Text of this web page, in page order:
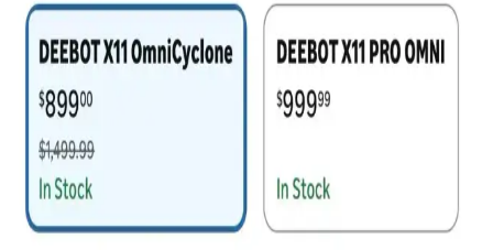
Mini robot süpürgeler, küçük yaşam alanlarında temizlik kolaylığı
sağlarken fiyat ve pazarlama eksiklikleriyle karşı karşıyadır. Uygun
fiyatlı ve özellikli modellerle pazar genişleyebilir.
Deebot X11 OmniCyclone Robot Süpürge İncelemesi
ve Teknik Karşılaştırmaları
Deebot X11 OmniCyclone, torbasız toz haznesi ve evcil hayvan
tüyü toplama kapasitesiyle dikkat çekiyor. Teknik özellikleri,
kullanıcı deneyimleri ve diğer modellerle karşılaştırmaları detaylıca
inceleniyor.